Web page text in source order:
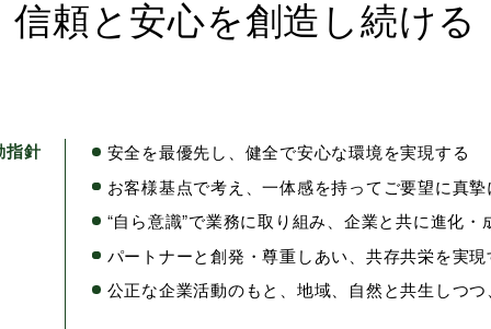
信頼と安心を創造し続ける
指針
安全を最優先し、健全で安心な環境を実現する
お客様基点で考え、一体感を持ってご要望に真摯
“自ら意識”で業務に取り組み、企業と共に進化・
パートナーと創発・尊重しあい、共存共栄を実現
公正な企業活動のもと、地域、自然と共生しつ